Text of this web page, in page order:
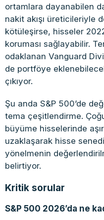
ortamlara dayanabilen
nakit akışı üreticileriyle
kötüleşirse, hisseler
koruması sağlayabilir.
odaklanan Vanguard
de portföye
çıkıyor.
Şu anda S&P 500’de
tema çeşitlendirme.
büyüme hisselerinde
uzaklaşarak hisse
yönelmenin
belirtiyor.
Kritik sorular
S&P 500 2026’da ne